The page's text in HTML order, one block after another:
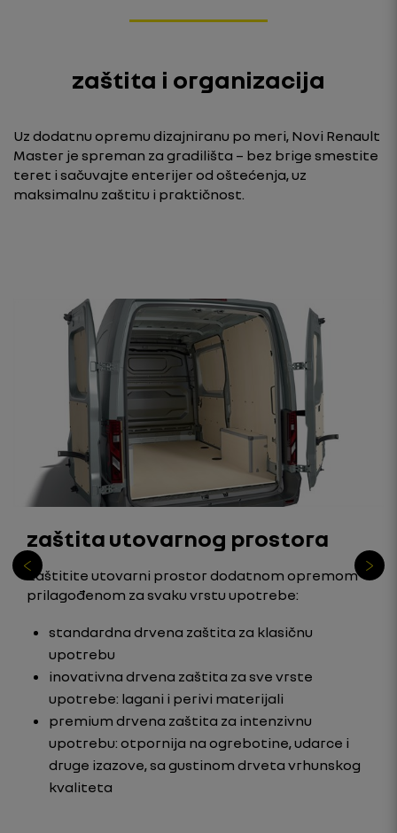
zaštita i organizacija
Uz dodatnu opremu dizajniranu po meri, Novi Renault
Master je spreman za gradilišta – bez brige smestite
teret i sačuvajte enterijer od oštećenja, uz
maksimalnu zaštitu i praktičnost.
zaštita utovarnog prostora
Zaštitite utovarni prostor dodatnom opremom
prilagođenom za svaku vrstu upotrebe:
standardna drvena zaštita za klasičnu
upotrebu
inovativna drvena zaštita za sve vrste
upotrebe: lagani i perivi materijali
premium drvena zaštita za intenzivnu
upotrebu: otpornija na ogrebotine, udarce i
druge izazove, sa gustinom drveta vrhunskog
kvaliteta